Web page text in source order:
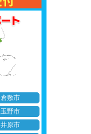
倉敷市
玉野市
井原市